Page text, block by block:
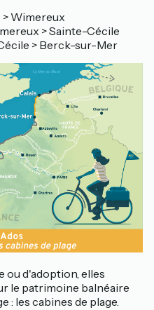
> Wimereux
> Sainte-Cécile
> Berck-sur-Mer
ou d'adoption, elles
le patrimoine balnéaire
: les cabines de plage.